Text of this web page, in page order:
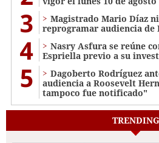
3
Magistrado Mario Díaz
reprogramar audiencia de
4
Nasry Asfura se reúne
Espriella previo a su
5
Dagoberto Rodríguez
audiencia a Roosevelt
tampoco fue notificado"
TRENDING